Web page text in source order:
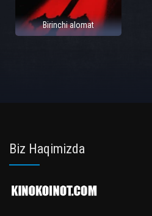
Birinchi alomat
Biz Haqimizda